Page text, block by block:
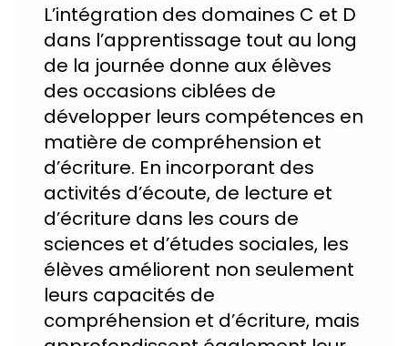
L’intégration des domaines C et D
dans l’apprentissage tout au long
de la journée donne aux élèves
des occasions ciblées de
développer leurs compétences en
matière de compréhension et
d’écriture. En incorporant des
activités d’écoute, de lecture et
d’écriture dans les cours de
sciences et d’études sociales, les
élèves améliorent non seulement
leurs capacités de
compréhension et d’écriture, mais